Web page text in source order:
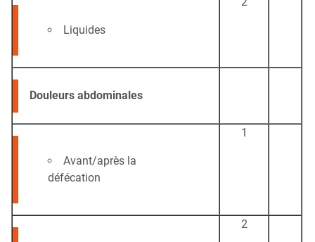
Liquides
Douleurs abdominales
Avant/après la
défécation
1
2